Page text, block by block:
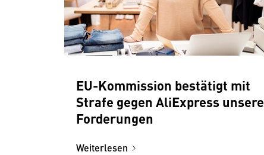
EU-Kommission bestätigt mit
Strafe gegen AliExpress unsere
Forderungen
Weiterlesen